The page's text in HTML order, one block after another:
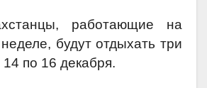
работающие на
будут отдыхать три
по 16 декабря.